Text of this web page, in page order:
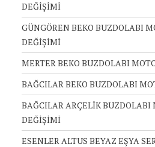
DEĞİŞİMİ
GÜNGÖREN BEKO BUZDOLABI
DEĞİŞİMİ
MERTER BEKO BUZDOLABI
BAĞCILAR BEKO BUZDOLABI
BAĞCILAR ARÇELİK BUZDOLABI
DEĞİŞİMİ
ESENLER ALTUS BEYAZ EŞYA